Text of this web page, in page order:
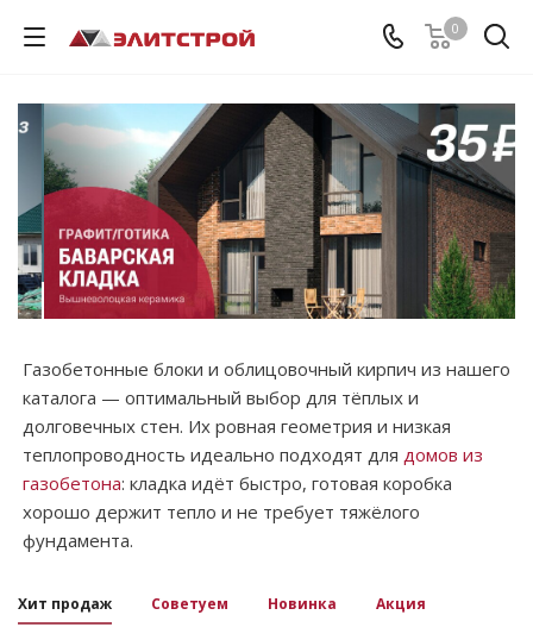
0
Газобетонные блоки и облицовочный кирпич из нашего
каталога — оптимальный выбор для тёплых и
долговечных стен. Их ровная геометрия и низкая
теплопроводность идеально подходят для домов из
газобетона: кладка идёт быстро, готовая коробка
хорошо держит тепло и не требует тяжёлого
фундамента.
Хит продаж Советуем Новинка Акция